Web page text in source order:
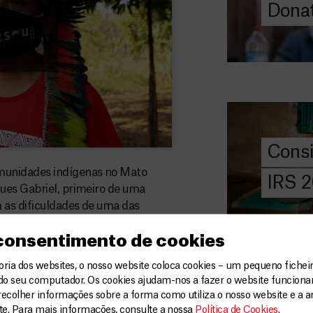
de cookies
dos websites, o nosso website coloca cookies – um pequeno
seu computador. Os cookies ajudam-nos a fazer o website
informações sobre a forma como utiliza o nosso website e a
Para mais informações, consulte a nossa Política de Cookies.
indígenas no Mato
Gabriel, primeiro de uma
dificuldades de uma das
DOE
AGORA
IRS
Saiba tudo
IRS: o que é,
preencher, e
MSF com o
DOE
AGORA
Angarie
A MSF
donativos
chegar